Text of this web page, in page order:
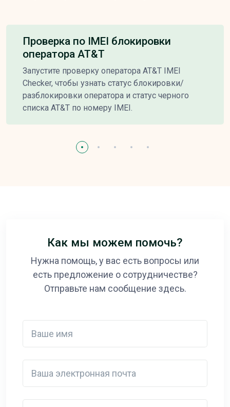
Проверка по IMEI блокировки
оператора AT&T
Запустите проверку оператора AT&T IMEI
Checker, чтобы узнать статус блокировки/
разблокировки оператора и статус черного
списка AT&T по номеру IMEI.
Как мы можем помочь?
Нужна помощь, у вас есть вопросы или
есть предложение о сотрудничестве?
Отправьте нам сообщение здесь.